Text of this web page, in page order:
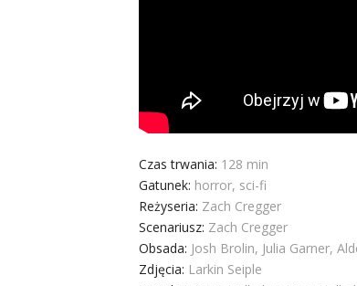
Czas trwania: 128 min
Gatunek: horror, sci-fi
Reżyseria: Zach Cregger
Scenariusz: Zach Cregger
Obsada: Josh Brolin, Julia Garner,
Zdjęcia: Larkin Seiple